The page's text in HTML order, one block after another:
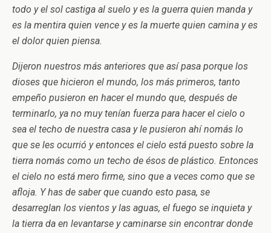
todo y el sol castiga al suelo y es la guerra quien manda y
es la mentira quien vence y es la muerte quien camina y es
el dolor quien piensa.
Dijeron nuestros más anteriores que así pasa porque los
dioses que hicieron el mundo, los más primeros, tanto
empeño pusieron en hacer el mundo que, después de
terminarlo, ya no muy tenían fuerza para hacer el cielo o
sea el techo de nuestra casa y le pusieron ahí nomás lo
que se les ocurrió y entonces el cielo está puesto sobre la
tierra nomás como un techo de ésos de plástico. Entonces
el cielo no está mero firme, sino que a veces como que se
afloja. Y has de saber que cuando esto pasa, se
desarreglan los vientos y las aguas, el fuego se inquieta y
la tierra da en levantarse y caminarse sin encontrar donde